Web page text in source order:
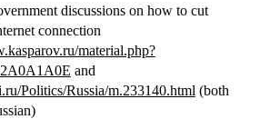
discussions on how to cut
connection
material.php?
and
Politics/Russia/m.233140.html (both